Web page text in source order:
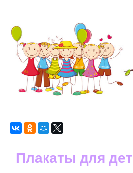
Плакаты для